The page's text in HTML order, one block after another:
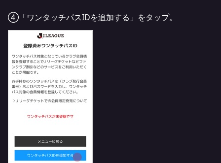
④「ワンタッチパスIDを追加する」をタップ。